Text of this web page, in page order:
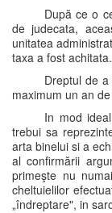
După ce o
de judecata,
unitatea
taxa a fost achitata.
Dreptul de
maximum un an
In mod
trebui sa
arta binelui si a
al confirmării
primeşte nu
cheltuielilor
„îndreptare", in